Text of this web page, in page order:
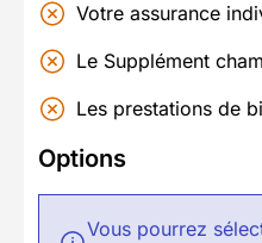
Votre assurance
Le Supplément
Les prestations de
Options
Vous pourrez